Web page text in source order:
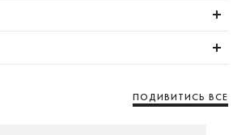
ПОДИВИТИСЬ ВСЕ